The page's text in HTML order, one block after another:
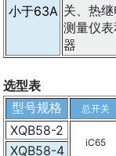
电气原理图示例
m.zcfbdq.b2b168.com
浙江浙创防爆电气有限公司
锈钢防爆接线箱
304不